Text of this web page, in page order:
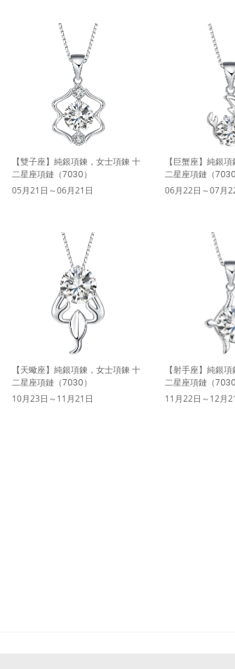
【雙子座】純銀項鍊，女士項鍊 十
二星座項鏈（7030）
05月21日～06月21日
【巨蟹座】純銀
二星座項鏈（7030
06月22日～07月
【天蠍座】純銀項鍊，女士項鍊 十
二星座項鏈（7030）
10月23日～11月21日
【射手座】純銀
二星座項鏈（7030
11月22日～12月